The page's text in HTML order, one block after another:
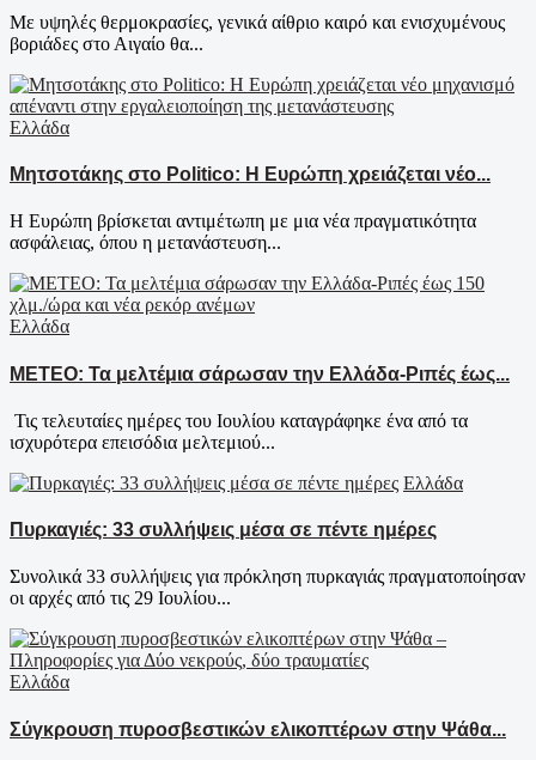
Με υψηλές θερμοκρασίες, γενικά αίθριο καιρό και ενισχυμένους
βοριάδες στο Αιγαίο θα...
Ελλάδα
Μητσοτάκης στο Politico: Η Ευρώπη χρειάζεται νέο...
Η Ευρώπη βρίσκεται αντιμέτωπη με μια νέα πραγματικότητα
ασφάλειας, όπου η μετανάστευση...
Ελλάδα
ΜΕΤΕΟ: Τα μελτέμια σάρωσαν την Ελλάδα-Ριπές έως...
Τις τελευταίες ημέρες του Ιουλίου καταγράφηκε ένα από τα
ισχυρότερα επεισόδια μελτεμιού...
Ελλάδα
Πυρκαγιές: 33 συλλήψεις μέσα σε πέντε ημέρες
Συνολικά 33 συλλήψεις για πρόκληση πυρκαγιάς πραγματοποίησαν
οι αρχές από τις 29 Ιουλίου...
Ελλάδα
Σύγκρουση πυροσβεστικών ελικοπτέρων στην Ψάθα...